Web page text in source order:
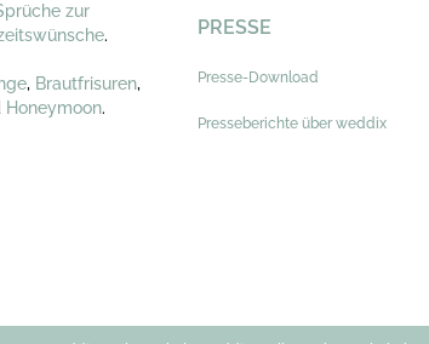
zur
.
, Brautfrisuren,
Honeymoon.
PRESSE
Presse-Download
Presseberichte über weddix